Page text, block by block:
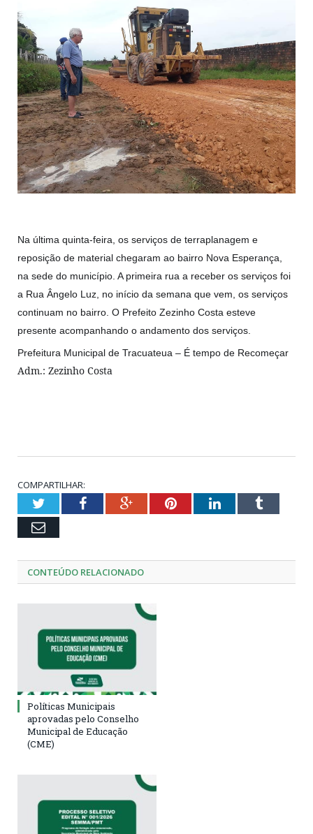
Na última quinta-feira, os serviços de terraplanagem e
reposição de material chegaram ao bairro Nova Esperança,
na sede do município. A primeira rua a receber os serviços foi
a Rua Ângelo Luz, no início da semana que vem, os serviços
continuam no bairro. O Prefeito Zezinho Costa esteve
presente acompanhando o andamento dos serviços.
Prefeitura Municipal de Tracuateua – É tempo de Recomeçar
Adm.: Zezinho Costa
COMPARTILHAR:
TwitterFacebookGoogle+PinterestLinkedInTumblr
Email
CONTEÚDO RELACIONADO
Políticas Municipais
aprovadas pelo Conselho
Municipal de Educação
(CME)